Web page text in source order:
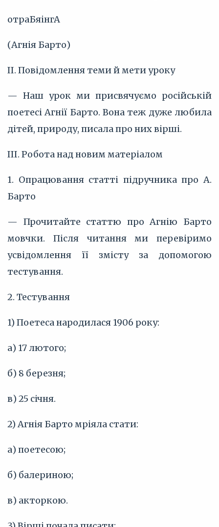
отраБяінгА
(Агнія Барто)
II. Повідомлення теми й мети уроку
— Наш урок ми присвячуємо російській
поетесі Агнії Барто. Вона теж дуже любила
дітей, природу, писала про них вірші.
III. Робота над новим матеріалом
1. Опрацювання статті підручника про А.
Барто
— Прочитайте статтю про Агнію Барто
мовчки. Після читання ми перевіримо
усвідомлення її змісту за допомогою
тестування.
2. Тестування
1) Поетеса народилася 1906 року:
а) 17 лютого;
б) 8 березня;
в) 25 січня.
2) Агнія Барто мріяла стати:
а) поетесою;
б) балериною;
в) акторкою.